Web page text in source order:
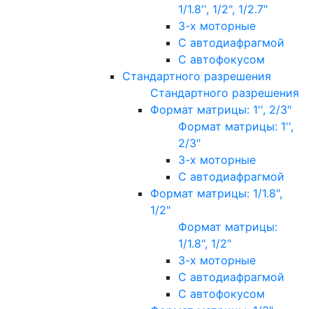
1/1.8'', 1/2", 1/2.7"
3-х моторные
С автодиафрагмой
С автофокусом
Стандартного разрешения
Стандартного разрешения
Формат матрицы: 1'', 2/3"
Формат матрицы: 1'',
2/3"
3-х моторные
С автодиафрагмой
Формат матрицы: 1/1.8",
1/2"
Формат матрицы:
1/1.8", 1/2"
3-х моторные
С автодиафрагмой
С автофокусом